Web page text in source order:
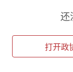
有了第一次
大胆创新，在
太空，以满
还
打开政